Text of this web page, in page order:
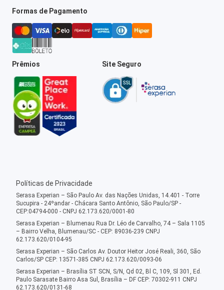
Formas de Pagamento
Prêmios Site Seguro
Políticas de Privacidade
Serasa Experian – São Paulo Av. das Nações Unidas, 14.401 - Torre
Sucupira - 24ºandar - Chácara Santo Antônio, São Paulo/SP -
CEP:04794-000 - CNPJ 62.173.620/0001-80
Serasa Experian – Blumenau Rua Dr. Léo de Carvalho, 74 – Sala 1105
– Bairro Velha, Blumenau/SC - CEP: 89036-239 CNPJ
62.173.620/0104-95
Serasa Experian – São Carlos Av. Doutor Heitor José Reali, 360, São
Carlos/SP CEP: 13571-385 CNPJ 62.173.620/0093-06
Serasa Experian – Brasília ST SCN, S/N, Qd 02, Bl C, 109, Sl 301, Ed.
Paulo Sarasate Bairro Asa Sul, Brasília – DF CEP: 70302-911 CNPJ
62.173.620/0131-68